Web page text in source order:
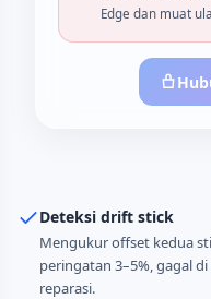
Edge dan muat
Deteksi drift stick
Mengukur offset kedua
peringatan 3–5%, gagal
reparasi.